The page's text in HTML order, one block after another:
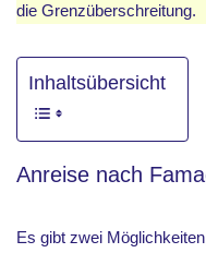
die Grenzüberschreitung.
Inhaltsübersicht
Anreise nach
Es gibt zwei